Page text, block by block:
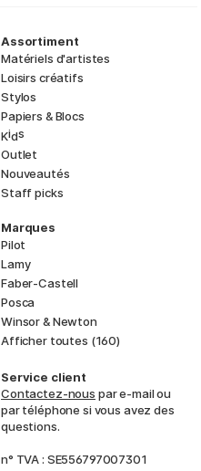
Assortiment
Matériels d'artistes
Loisirs créatifs
Stylos
Papiers & Blocs
Kids
Outlet
Nouveautés
Staff picks
Marques
Pilot
Lamy
Faber-Castell
Posca
Winsor & Newton
Afficher toutes (160)
Service client
Contactez-nous par e-mail ou
par téléphone si vous avez des
questions.
n° TVA : SE556797007301